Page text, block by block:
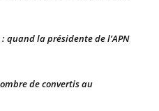
quand la présidente de l’APN
de convertis au